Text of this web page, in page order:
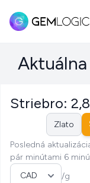
Striebro:
Zlato
Posledná
pár minútami 6
Vyberte menu
/g